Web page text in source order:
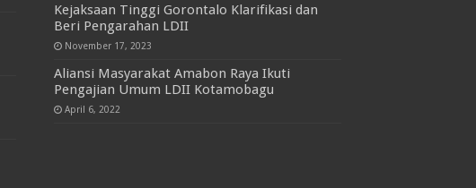
Kejaksaan Tinggi Gorontalo Klarifikasi dan
Beri Pengarahan LDII
November 17, 2023
Aliansi Masyarakat Amabon Raya Ikuti
Pengajian Umum LDII Kotamobagu
April 6, 2022